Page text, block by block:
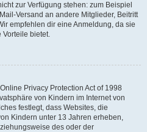
zur Verfügung stehen: zum Beispiel
Versand an andere Mitglieder, Beitritt
empfehlen dir eine Anmeldung, da sie
bietet.
Privacy Protection Act of 1998
von Kindern im Internet von
festlegt, dass Websites, die
Kindern unter 13 Jahren erheben,
des oder der